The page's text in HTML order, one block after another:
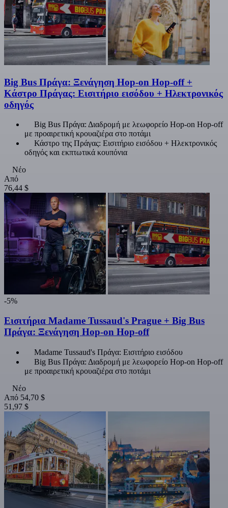
Big Bus Πράγα: Ξενάγηση Hop-on Hop-off +
Κάστρο Πράγας: Εισιτήριο εισόδου + Ηλεκτρονικός
οδηγός
Big Bus Πράγα: Διαδρομή με λεωφορείο Hop-on Hop-off
με προαιρετική κρουαζιέρα στο ποτάμι
Κάστρο της Πράγας: Εισιτήριο εισόδου + Ηλεκτρονικός
οδηγός και εκπτωτικά κουπόνια
Νέο
Από
76,44 $
-5%
Εισιτήρια Madame Tussaud's Prague + Big Bus
Πράγα: Ξενάγηση Hop-on Hop-off
Madame Tussaud's Πράγα: Εισιτήριο εισόδου
Big Bus Πράγα: Διαδρομή με λεωφορείο Hop-on Hop-off
με προαιρετική κρουαζιέρα στο ποτάμι
Νέο
Από 54,70 $
51,97 $